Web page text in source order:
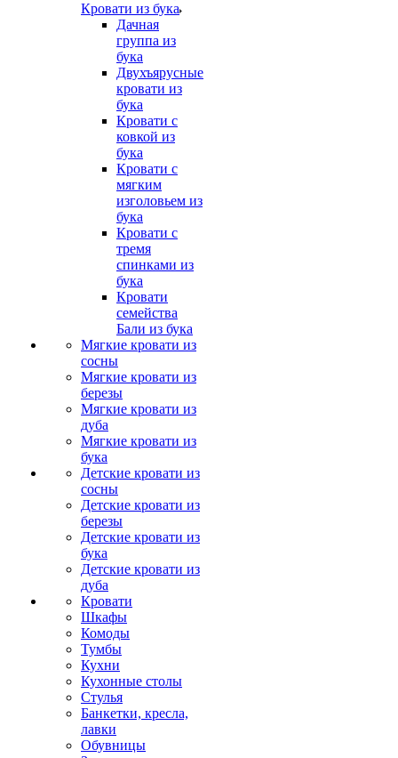
Кровати из бука
Дачная
группа из
бука
Двухъярусные
кровати из
бука
Кровати с
ковкой из
бука
Кровати с
мягким
изголовьем из
бука
Кровати с
тремя
спинками из
бука
Кровати
семейства
Бали из бука
Мягкие кровати из
сосны
Мягкие кровати из
березы
Мягкие кровати из
дуба
Мягкие кровати из
бука
Детские кровати из
сосны
Детские кровати из
березы
Детские кровати из
бука
Детские кровати из
дуба
Кровати
Шкафы
Комоды
Тумбы
Кухни
Кухонные столы
Стулья
Банкетки, кресла,
лавки
Обувницы